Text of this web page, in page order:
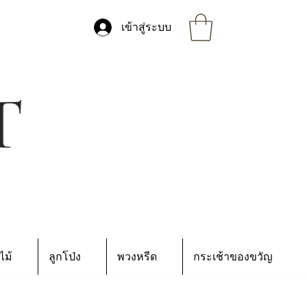
เข้าสู่ระบบ
ม้ ลูกโป่ง พวงหรีด กระเช้าของขวัญ